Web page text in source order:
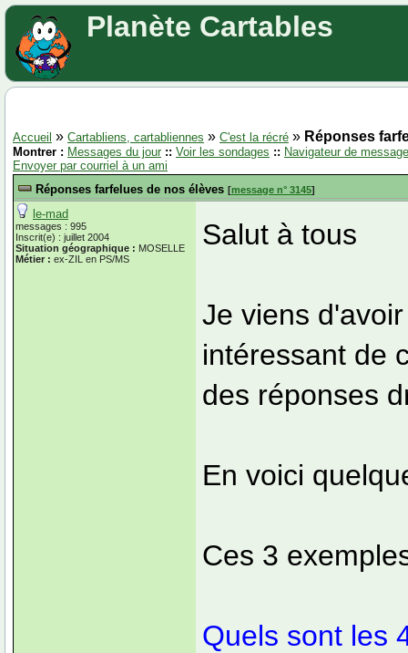
Planète Cartables
Accueil » Cartabliens, cartabliennes » C'est la récré » Réponses
Montrer : Messages du jour :: Voir les sondages :: Navigateur de
Envoyer par courriel à un ami
Réponses farfelues de nos élèves [message n° 3145]
le-mad
messages : 995
Inscrit(e) : juillet 2004
Situation géographique : MOSELLE
Métier : ex-ZIL en PS/MS
Salut à tous
Je viens
intéressant de
des réponses
En voici
Ces 3
Quels sont les